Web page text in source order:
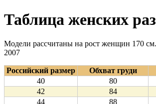
Таблица женских
Модели рассчитаны на рост женщин 170
2007
Российский размер Обхват груди
40
80
42
84
44
88